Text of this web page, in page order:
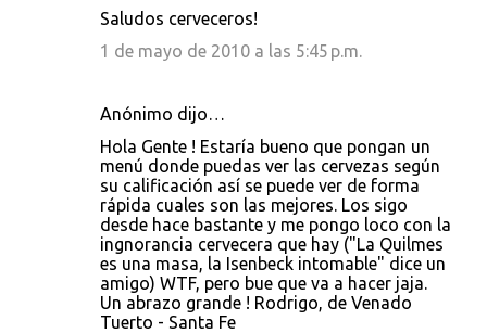
Saludos cerveceros!
1 de mayo de 2010 a las 5:45 p.m.
Anónimo dijo…
Hola Gente ! Estaría bueno que pongan un
menú donde puedas ver las cervezas según
su calificación así se puede ver de forma
rápida cuales son las mejores. Los sigo
desde hace bastante y me pongo loco con la
ingnorancia cervecera que hay ("La Quilmes
es una masa, la Isenbeck intomable" dice un
amigo) WTF, pero bue que va a hacer jaja.
Un abrazo grande ! Rodrigo, de Venado
Tuerto - Santa Fe